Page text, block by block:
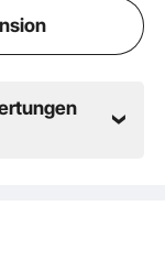
– ideal